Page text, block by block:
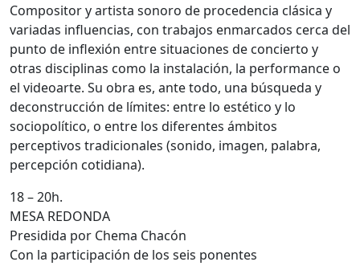
Compositor y artista sonoro de procedencia clásica y
variadas influencias, con trabajos enmarcados cerca del
punto de inflexión entre situaciones de concierto y
otras disciplinas como la instalación, la performance o
el videoarte. Su obra es, ante todo, una búsqueda y
deconstrucción de límites: entre lo estético y lo
sociopolítico, o entre los diferentes ámbitos
perceptivos tradicionales (sonido, imagen, palabra,
percepción cotidiana).
18 – 20h.
MESA REDONDA
Presidida por Chema Chacón
Con la participación de los seis ponentes